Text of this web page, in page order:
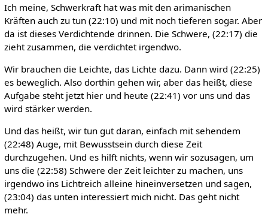
Ich meine, Schwerkraft hat was mit den arimanischen
Kräften auch zu tun (22:10) und mit noch tieferen sogar. Aber
da ist dieses Verdichtende drinnen. Die Schwere, (22:17) die
zieht zusammen, die verdichtet irgendwo.
Wir brauchen die Leichte, das Lichte dazu. Dann wird (22:25)
es beweglich. Also dorthin gehen wir, aber das heißt, diese
Aufgabe steht jetzt hier und heute (22:41) vor uns und das
wird stärker werden.
Und das heißt, wir tun gut daran, einfach mit sehendem
(22:48) Auge, mit Bewusstsein durch diese Zeit
durchzugehen. Und es hilft nichts, wenn wir sozusagen, um
uns die (22:58) Schwere der Zeit leichter zu machen, uns
irgendwo ins Lichtreich alleine hineinversetzen und sagen,
(23:04) das unten interessiert mich nicht. Das geht nicht
mehr.